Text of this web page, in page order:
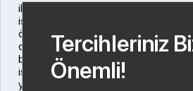
iFLYTEK'in bir diğer ürünü Akıllı Sözlük
ise 30 Ekim'de gerçekleşecek.
öğrenen ve öğreten kişilere özel
olarak öne çıkıyor. Metinleri tarayarak
bu pratik cihaz, öğrenciler ve dil
isteyen herkes için rehber olacak
yalnızca tercüme etmekle kalmayıp,
Tercihleriniz
Önemli!